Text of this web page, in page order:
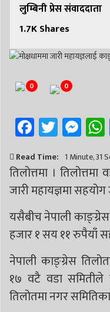
# निर्वाचन # पाल्पा # प्रतिनिधि
लुम्बिनी प्रेस संवाददाता
1.7KShares
0 0
Facebook
Read Time: 1 Minute, 31
तिलोत्तमा ।
जारी महायज्ञमा
यसैबीच नेपाली
हजार १ सय ११ रुपैयाँ
नेपाली काङ्ग्रेस
१७ वटै वडा समितीले
तिलोतमा नगर